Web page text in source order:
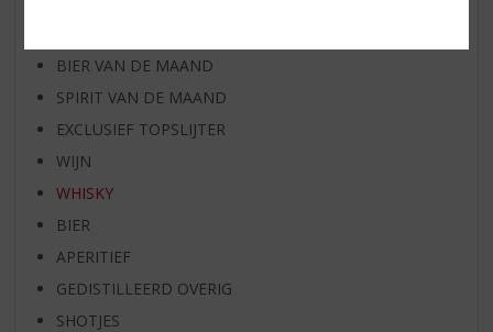
BIER VAN DE MAAND
SPIRIT VAN DE MAAND
EXCLUSIEF TOPSLIJTER
WIJN
WHISKY
BIER
APERITIEF
GEDISTILLEERD OVERIG
SHOTJES